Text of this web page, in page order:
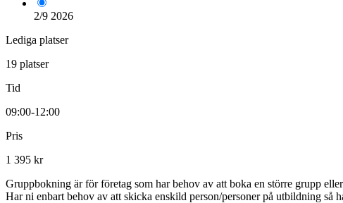
2/9 2026
Lediga platser
19 platser
Tid
09:00-12:00
Pris
1 395 kr
Gruppbokning är för företag som har behov av att boka en större grupp
Har ni enbart behov av att skicka enskild person/personer på utbildning så